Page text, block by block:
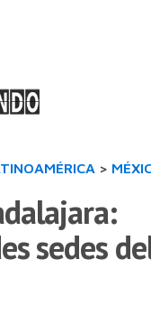
>
sedes